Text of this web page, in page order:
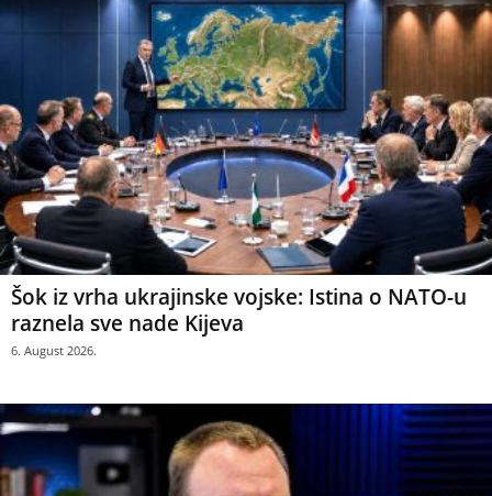
Šok iz vrha ukrajinske vojske: Istina o NATO-u
raznela sve nade Kijeva
6. August 2026.